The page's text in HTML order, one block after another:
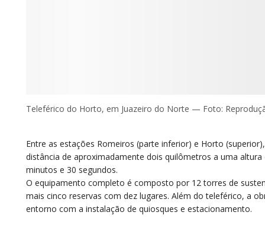
Teleférico do Horto, em Juazeiro do Norte — Foto:
Entre as estações Romeiros (parte inferior) e Horto
distância de aproximadamente dois quilômetros a uma
minutos e 30 segundos.
O equipamento completo é composto por 12 torres de
mais cinco reservas com dez lugares. Além do teleférico, a
entorno com a instalação de quiosques e estacionamento.